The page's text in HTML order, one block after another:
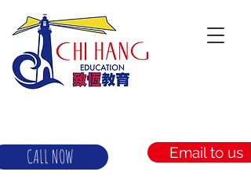
CALL NOW Email to us